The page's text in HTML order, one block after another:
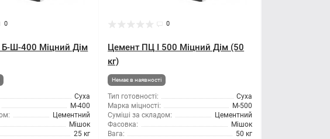
0
Ш-400 Міцний Дім
Суха
М-400
Цементний
Мішок
25 кг
0
Цемент ПЦ I 500 Міцний Дім (50
кг)
Немає в наявності
Тип готовності:
Суха
Марка міцності:
М-500
Суміші за складом:
Цементний
Фасовка:
Мішок
Вага:
50 кг